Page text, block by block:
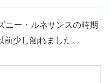
ニー・ルネサンスの時期
少し触れました。